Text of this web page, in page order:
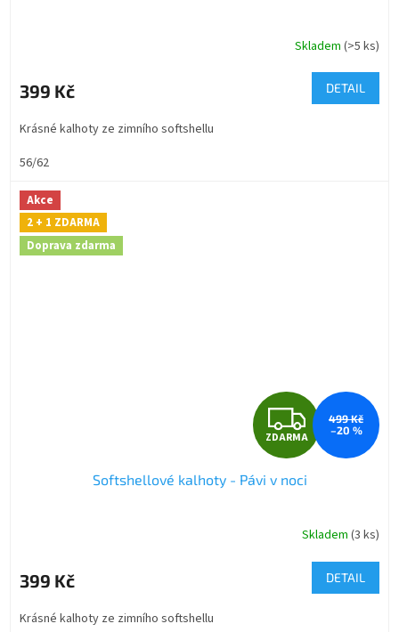
R
M
A
Skladem (>5 ks)
399 Kč DETAIL
Krásné kalhoty ze zimního softshellu
56/62
Akce
2 + 1 ZDARMA
Doprava zdarma
Z
D
A
R
M
A
ZDARMA
499 Kč
–20 %
Softshellové kalhoty - Pávi v noci
produktu
je
z
Skladem(3 ks)
399 Kč DETAIL
Krásné kalhoty ze zimního softshellu